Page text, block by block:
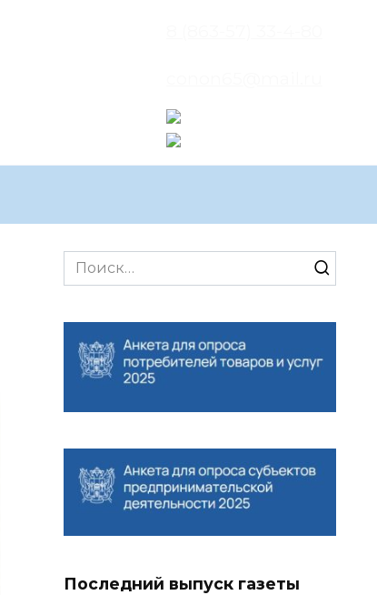
Search
for:
Последний выпуск газеты